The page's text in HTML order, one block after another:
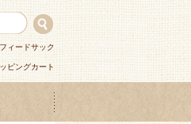
フィードサック
ピングカート